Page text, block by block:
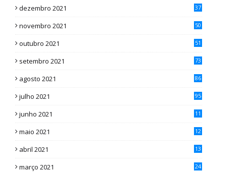
dezembro 2021 37
novembro 2021 50
outubro 2021 51
setembro 2021 73
agosto 2021 86
julho 2021 95
junho 2021
11
maio 2021
12
abril 2021
13
março 2021 24